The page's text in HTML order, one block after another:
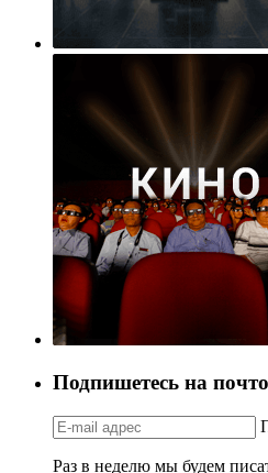
Подпишетесь на
Раз в неделю мы будем